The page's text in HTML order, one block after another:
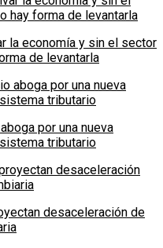
la economía y sin el sector
de levantarla
por una nueva
tributario
desaceleración de